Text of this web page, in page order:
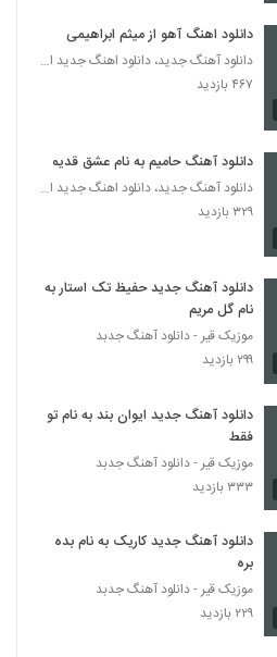
دانلود اهنگ آهو از میثم ابراهیمی
دانلود آهنگ جدید، دانلود اهنگ جدید ایرانی
۴۶۷ بازدید
دانلود آهنگ حامیم به نام عشق قدیمی
دانلود آهنگ جدید، دانلود اهنگ جدید ایرانی
۳۲۹ بازدید
دانلود آهنگ جدید حفیظ تک استار به
نام گل مریم
موزیک قیر - دانلود آهنگ جدبد
۲۹۹ بازدید
دانلود آهنگ جدید ایوان بند به نام تو
فقط
موزیک قیر - دانلود آهنگ جدبد
۳۳۳ بازدید
دانلود آهنگ جدید کاریک به نام بده
بره
موزیک قیر - دانلود آهنگ جدبد
۲۲۹ بازدید